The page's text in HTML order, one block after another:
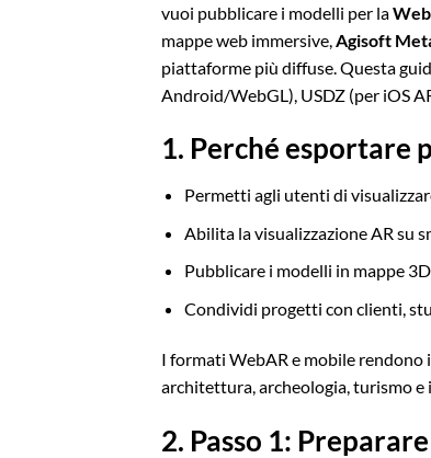
vuoi pubblicare i modelli per la
mappe web immersive, Agisoft
piattaforme più diffuse. Questa
Android/WebGL), USDZ (per iOS
1. Perché esportare
Permetti agli utenti di
Abilita la visualizzazione AR su
Pubblicare i modelli in mappe
Condividi progetti con clienti,
I formati WebAR e mobile rendono
architettura, archeologia, turismo e
2. Passo 1: